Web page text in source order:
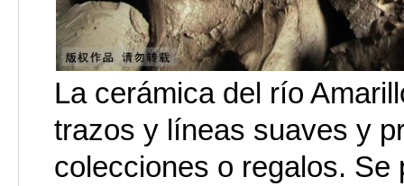
La cerámica del río
trazos y líneas suaves y
colecciones o regalos. Se